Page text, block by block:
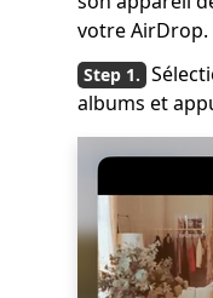
votre AirDrop.
albums et